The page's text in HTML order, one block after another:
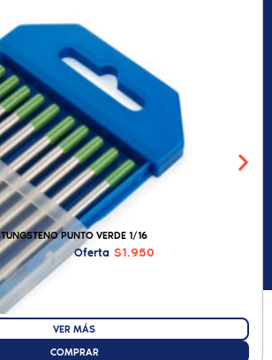
TUNGSTENO PUNTO VERDE 1/16
Oferta $1.950
VER MÁS
COMPRAR